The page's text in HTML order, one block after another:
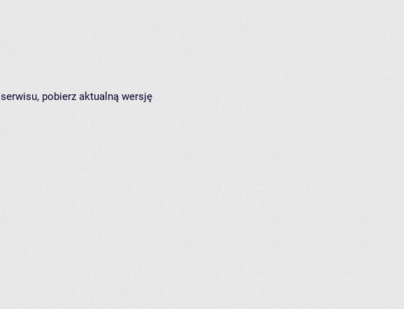
pobierz aktualną wersję